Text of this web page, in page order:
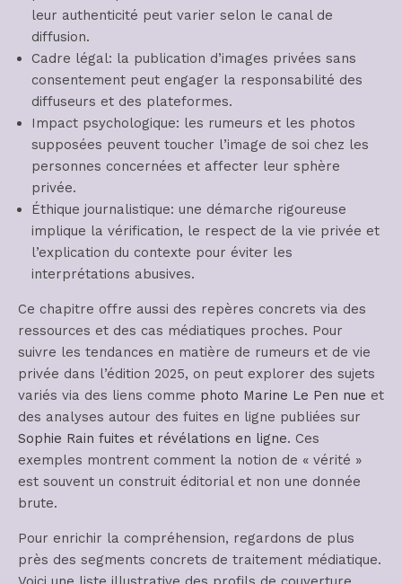
leur authenticité peut varier selon le canal de
diffusion.
Cadre légal: la publication d’images privées sans
consentement peut engager la responsabilité des
diffuseurs et des plateformes.
Impact psychologique: les rumeurs et les photos
supposées peuvent toucher l’image de soi chez les
personnes concernées et affecter leur sphère
privée.
Éthique journalistique: une démarche rigoureuse
implique la vérification, le respect de la vie privée et
l’explication du contexte pour éviter les
interprétations abusives.
Ce chapitre offre aussi des repères concrets via des
ressources et des cas médiatiques proches. Pour
suivre les tendances en matière de rumeurs et de vie
privée dans l’édition 2025, on peut explorer des sujets
variés via des liens comme photo Marine Le Pen nue et
des analyses autour des fuites en ligne publiées sur
Sophie Rain fuites et révélations en ligne. Ces
exemples montrent comment la notion de « vérité »
est souvent un construit éditorial et non une donnée
brute.
Pour enrichir la compréhension, regardons de plus
près des segments concrets de traitement médiatique.